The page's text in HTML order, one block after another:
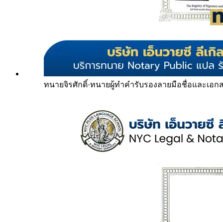
ทนายจิรศักดิ์·ทนายผู้ทำคำรับรองลายมือชื่อและเอก